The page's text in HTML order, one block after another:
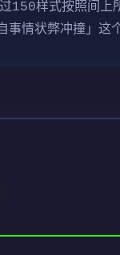
150样式按照间
情状弊冲撞」